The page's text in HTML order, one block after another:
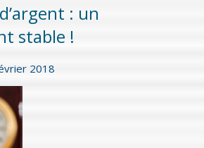
: un
stable !
2018